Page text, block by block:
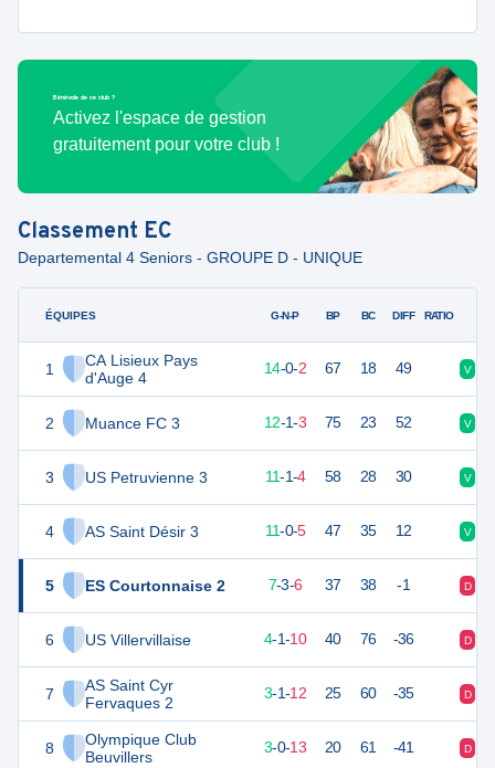
Bénévole de ce club ?
Activez l'espace de gestion
gratuitement pour votre club !
Classement EC
Departemental 4 Seniors - GROUPE D - UNIQUE
ÉQUIPES
1
CA Lisieux Pays
d'Auge 4
2 Muance FC 3
3 US Petruvienne 3
4 AS Saint Désir 3
5 ES Courtonnaise 2
6 US Villervillaise
7
AS Saint Cyr
Fervaques 2
8
Olympique Club
Beuvillers
G-N-P BP BC DIFF RATIO
41 14-0-2 67 18 49 V
12-1-3 75 23 52 V
34 11-1-4 58 28 30 V
33 11-0-5 47 35 12 V
24 7-3-6 37 38 -1 D
4-1-10 40 76 -36 D
3-1-12 25 60 -35 D
3-0-13 20 61 -41 D